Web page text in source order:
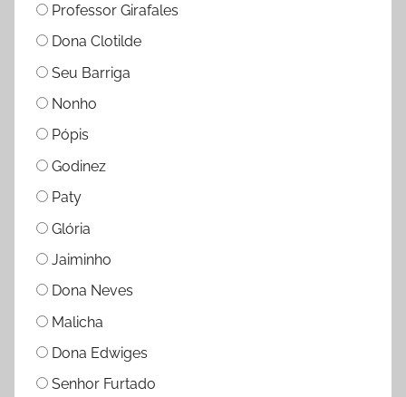
Professor Girafales
Dona Clotilde
Seu Barriga
Nonho
Pópis
Godinez
Paty
Glória
Jaiminho
Dona Neves
Malicha
Dona Edwiges
Senhor Furtado